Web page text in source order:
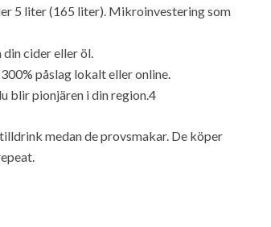
5 liter (165 liter). Mikroinvestering som
din cider eller öl.
påslag lokalt eller online.
blir pionjären i din region.4
medan de provsmakar. De köper